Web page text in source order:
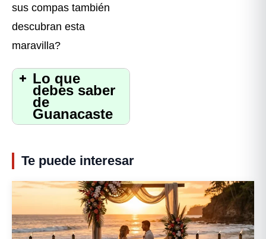
sus compas también
descubran esta
maravilla? ️
Lo que
debes saber
de
Guanacaste
Te puede interesar